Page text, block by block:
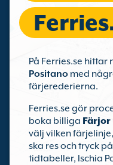
På Ferries.se hittar
Positano med
färjerederierna.
Ferries.se gör
boka billiga
välj vilken
ska res och tryck
tidtabeller, Ischia